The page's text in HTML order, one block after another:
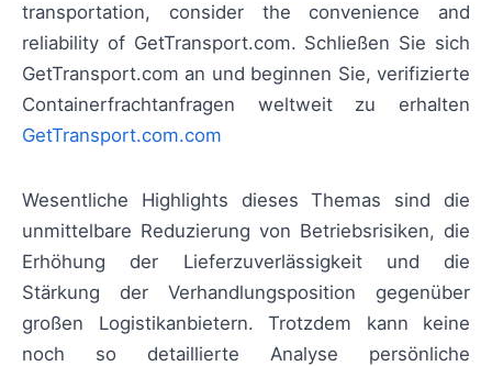
transportation, consider the convenience and
reliability of GetTransport.com. Schließen Sie sich
GetTransport.com an und beginnen Sie, verifizierte
Containerfrachtanfragen weltweit zu erhalten
GetTransport.com.com
Wesentliche Highlights dieses Themas sind die
unmittelbare Reduzierung von Betriebsrisiken, die
Erhöhung der Lieferzuverlässigkeit und die
Stärkung der Verhandlungsposition gegenüber
großen Logistikanbietern. Trotzdem kann keine
noch so detaillierte Analyse persönliche